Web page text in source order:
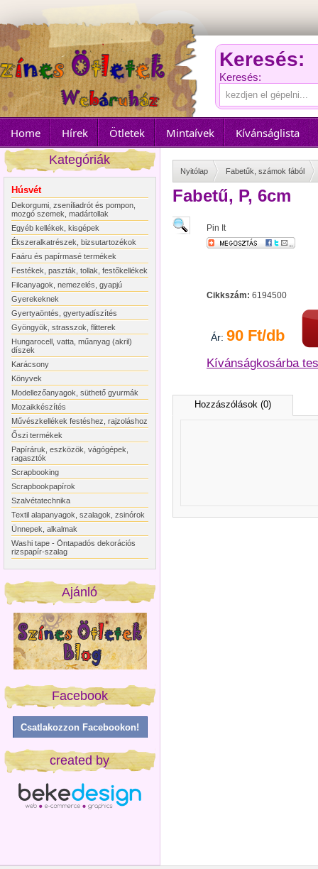
Keresés:
Keresés:
Home Hírek Ötletek Mintaívek
Kívánságlista
Kategóriák
Húsvét
Dekorgumi, zseníliadrót és pompon,
mozgó szemek, madártollak
Egyéb kellékek, kisgépek
Ékszeralkatrészek, bizsutartozékok
Faáru és papírmasé termékek
Festékek, paszták, tollak, festőkellékek
Filcanyagok, nemezelés, gyapjú
Gyerekeknek
Gyertyaöntés, gyertyadíszítés
Gyöngyök, strasszok, flitterek
Hungarocell, vatta, műanyag (akril)
díszek
Karácsony
Könyvek
Modellezőanyagok, süthető gyurmák
Mozaikkészítés
Művészkellékek festéshez, rajzoláshoz
Őszi termékek
Papíráruk, eszközök, vágógépek,
ragasztók
Scrapbooking
Scrapbookpapírok
Szalvétatechnika
Textil alapanyagok, szalagok, zsinórok
Ünnepek, alkalmak
Washi tape - Öntapadós dekorációs
rizspapír-szalag
Ajánló
Facebook
Csatlakozzon Facebookon!
created by
Nyitólap Fabetűk, számok fából
Fabetű, P, 6cm
Pin It
Cikkszám: 6194500
Ár: 90 Ft/db
Kívánságkosárba
Hozzászólások (0)